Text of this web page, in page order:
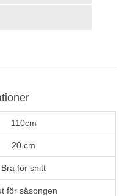
110cm
20 cm
Bra för snitt
för säsongen